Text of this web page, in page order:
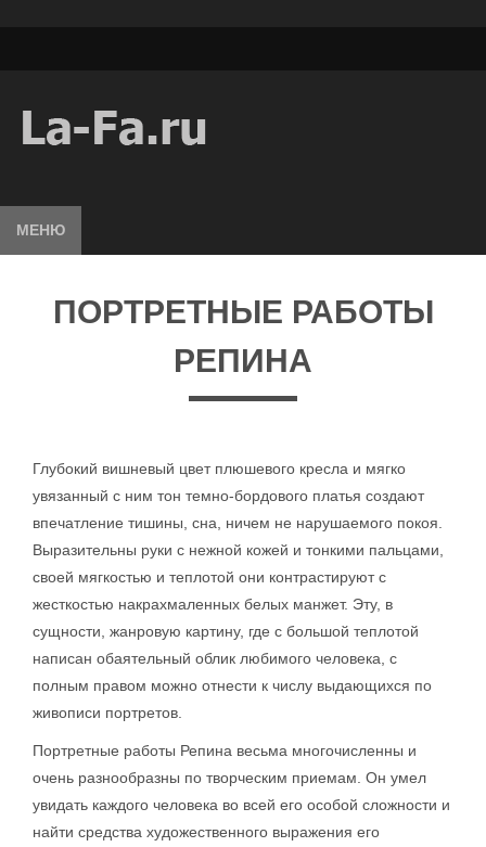
МЕНЮ
ПОРТРЕТНЫЕ РАБОТЫ
РЕПИНА
Глубокий вишневый цвет плюшевого кресла и мягко
увязанный с ним тон темно-бордового платья создают
впечатление тишины, сна, ничем не нарушаемого покоя.
Выразительны руки с нежной кожей и тонкими пальцами,
своей мягкостью и теплотой они контрастируют с
жесткостью накрахмаленных белых манжет. Эту, в
сущности, жанровую картину, где с большой теплотой
написан обаятельный облик любимого человека, с
полным правом можно отнести к числу выдающихся по
живописи портретов.
Портретные работы Репина весьма многочисленны и
очень разнообразны по творческим приемам. Он умел
увидать каждого человека во всей его особой сложности и
найти средства художественного выражения его